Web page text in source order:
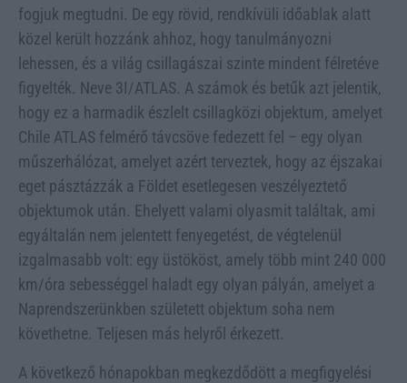
fogjuk megtudni. De egy rövid, rendkívüli időablak alatt
közel került hozzánk ahhoz, hogy tanulmányozni
lehessen, és a világ csillagászai szinte mindent félretéve
figyelték. Neve 3I/ATLAS. A számok és betűk azt jelentik,
hogy ez a harmadik észlelt csillagközi objektum, amelyet
Chile ATLAS felmérő távcsöve fedezett fel – egy olyan
műszerhálózat, amelyet azért terveztek, hogy az éjszakai
eget pásztázzák a Földet esetlegesen veszélyeztető
objektumok után. Ehelyett valami olyasmit találtak, ami
egyáltalán nem jelentett fenyegetést, de végtelenül
izgalmasabb volt: egy üstököst, amely több mint 240 000
km/óra sebességgel haladt egy olyan pályán, amelyet a
Naprendszerünkben született objektum soha nem
követhetne. Teljesen más helyről érkezett.
A következő hónapokban megkezdődött a megfigyelési